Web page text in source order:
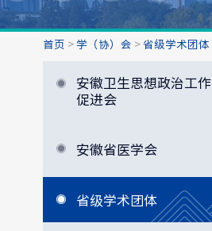
首页 > 学（协）会 > 省级学术团体
安徽卫生思想政治工作
促进会
安徽省医学会
省级学术团体